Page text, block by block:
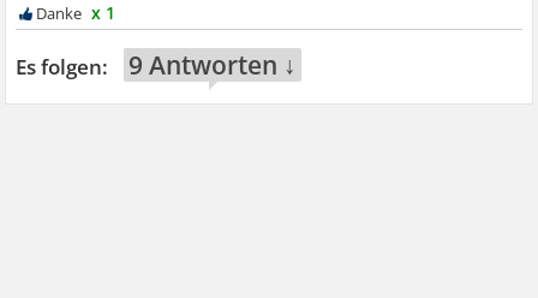
x 1
9 Antworten ↓